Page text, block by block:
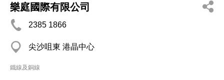
樂庭國際有限公司
2385 1866
尖沙咀東 港晶中心
鐵線及銅線